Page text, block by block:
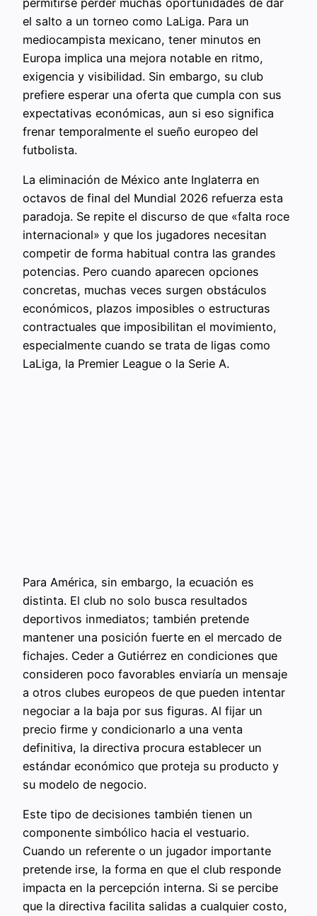
el salto a un torneo como LaLiga. Para un
mediocampista mexicano, tener minutos en
Europa implica una mejora notable en ritmo,
exigencia y visibilidad. Sin embargo, su club
prefiere esperar una oferta que cumpla con sus
expectativas económicas, aun si eso significa
frenar temporalmente el sueño europeo del
futbolista.
La eliminación de México ante Inglaterra en
octavos de final del Mundial 2026 refuerza esta
paradoja. Se repite el discurso de que «falta roce
internacional» y que los jugadores necesitan
competir de forma habitual contra las grandes
potencias. Pero cuando aparecen opciones
concretas, muchas veces surgen obstáculos
económicos, plazos imposibles o estructuras
contractuales que imposibilitan el movimiento,
especialmente cuando se trata de ligas como
LaLiga, la Premier League o la Serie A.
Para América, sin embargo, la ecuación es
distinta. El club no solo busca resultados
deportivos inmediatos; también pretende
mantener una posición fuerte en el mercado de
fichajes. Ceder a Gutiérrez en condiciones que
consideren poco favorables enviaría un mensaje
a otros clubes europeos de que pueden intentar
negociar a la baja por sus figuras. Al fijar un
precio firme y condicionarlo a una venta
definitiva, la directiva procura establecer un
estándar económico que proteja su producto y
su modelo de negocio.
Este tipo de decisiones también tienen un
componente simbólico hacia el vestuario.
Cuando un referente o un jugador importante
pretende irse, la forma en que el club responde
impacta en la percepción interna. Si se percibe
que la directiva facilita salidas a cualquier costo,